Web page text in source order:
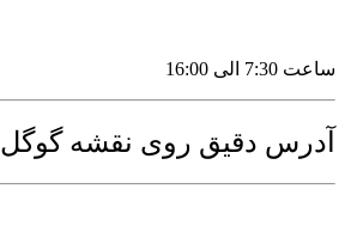
ساعت 7:30 الی 16:00
آدرس دقیق روی نقشه گوگل